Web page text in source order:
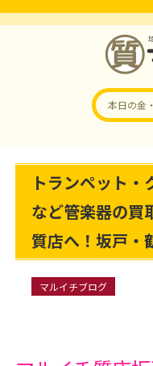
本日の金
トランペット
など管楽器の買
質店へ！坂戸・
マルイチブログ